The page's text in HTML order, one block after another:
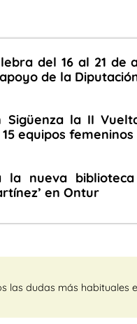
del 16 al 21 de
de la
Sigüenza la II
equipos femeninos
la nueva
en Ontur
las dudas más habituales